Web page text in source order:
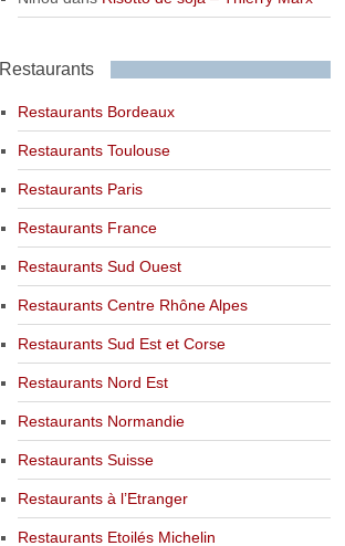
Restaurants
Restaurants Bordeaux
Restaurants Toulouse
Restaurants Paris
Restaurants France
Restaurants Sud Ouest
Restaurants Centre Rhône Alpes
Restaurants Sud Est et Corse
Restaurants Nord Est
Restaurants Normandie
Restaurants Suisse
Restaurants à l’Etranger
Restaurants Etoilés Michelin